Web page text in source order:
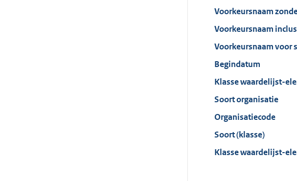
Voorkeursnaam
Voorkeursnaam
Voorkeursnaam voor
Begindatum
Klasse waardelijst-
Soort organisatie
Organisatiecode
Soort (klasse)
Klasse waardelijst-